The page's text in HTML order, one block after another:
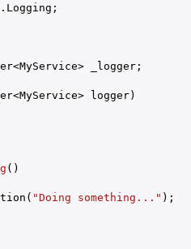
_logger;
logger)
( )
"Doing something..." );